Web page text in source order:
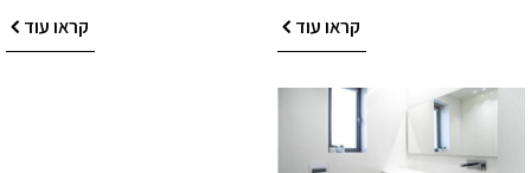
קראו עוד
קראו עוד